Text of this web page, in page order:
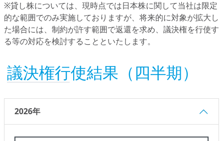
※貸し株については、現時点では日本株に関して当社は限定
的な範囲でのみ実施しておりますが、将来的に対象が拡大し
た場合には、制約が許す範囲で返還を求め、議決権を行使す
る等の対応を検討することといたします。
議決権行使結果（四半期）
2026年